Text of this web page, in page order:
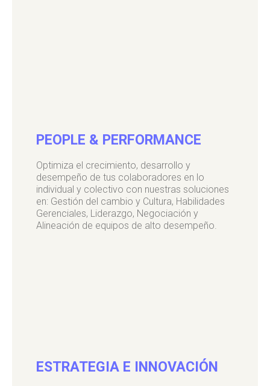
PEOPLE & PERFORMANCE
Optimiza el crecimiento, desarrollo y
desempeño de tus colaboradores en lo
individual y colectivo con nuestras soluciones
en: Gestión del cambio y Cultura, Habilidades
Gerenciales, Liderazgo, Negociación y
Alineación de equipos de alto desempeño.
ESTRATEGIA E INNOVACIÓN